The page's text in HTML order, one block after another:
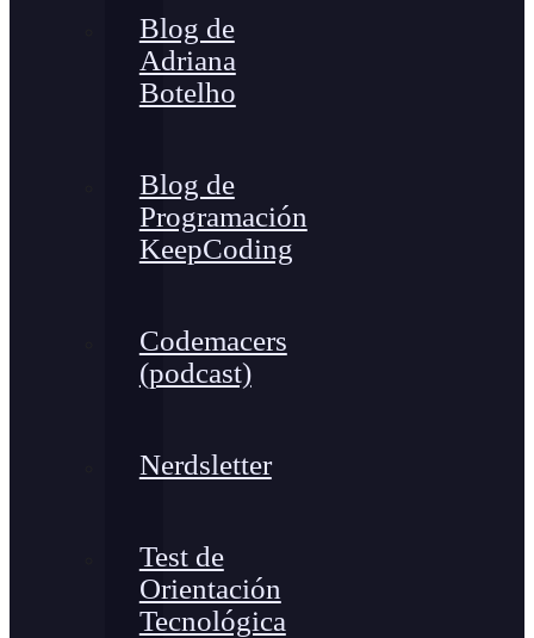
Blog de
Adriana
Botelho
Blog de
Programación
KeepCoding
Codemacers
(podcast)
Nerdsletter
Test de
Orientación
Tecnológica